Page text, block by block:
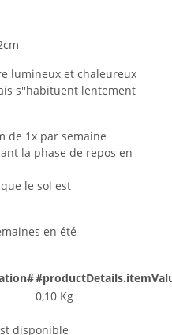
lumineux et chaleureux
s''habituent lentement
de 1x par semaine
la phase de repos en
le sol est
en été
0,10 Kg
disponible